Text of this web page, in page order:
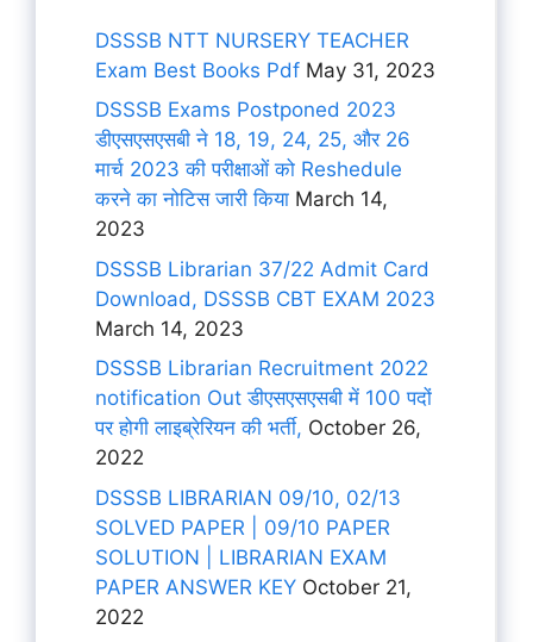
DSSSB NTT NURSERY TEACHER
Exam Best Books Pdf May 31, 2023
DSSSB Exams Postponed 2023
डीएसएसएसबी ने 18, 19, 24, 25, और 26
मार्च 2023 की परीक्षाओं को Reshedule
करने का नोटिस जारी किया March 14,
2023
DSSSB Librarian 37/22 Admit Card
Download, DSSSB CBT EXAM 2023
March 14, 2023
DSSSB Librarian Recruitment 2022
notification Out डीएसएसएसबी में 100 पदों
पर होगी लाइब्रेरियन की भर्ती, October 26,
2022
DSSSB LIBRARIAN 09/10, 02/13
SOLVED PAPER | 09/10 PAPER
SOLUTION | LIBRARIAN EXAM
PAPER ANSWER KEY October 21,
2022